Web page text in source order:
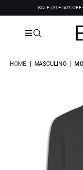
SALE | ATÉ 50%
HOME | MASCULINO |